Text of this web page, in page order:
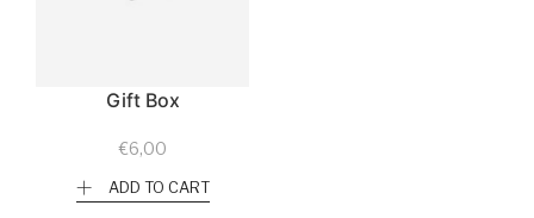
Gift Box
€6,00
ADD TO CART